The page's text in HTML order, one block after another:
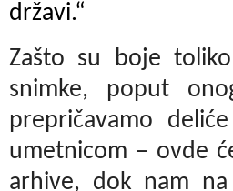
državi.“
Zašto su boje
snimke, poput
prepričavamo
umetnicom – ovde
arhive, dok nam